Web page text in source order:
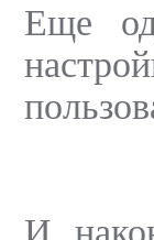
Еще
И,